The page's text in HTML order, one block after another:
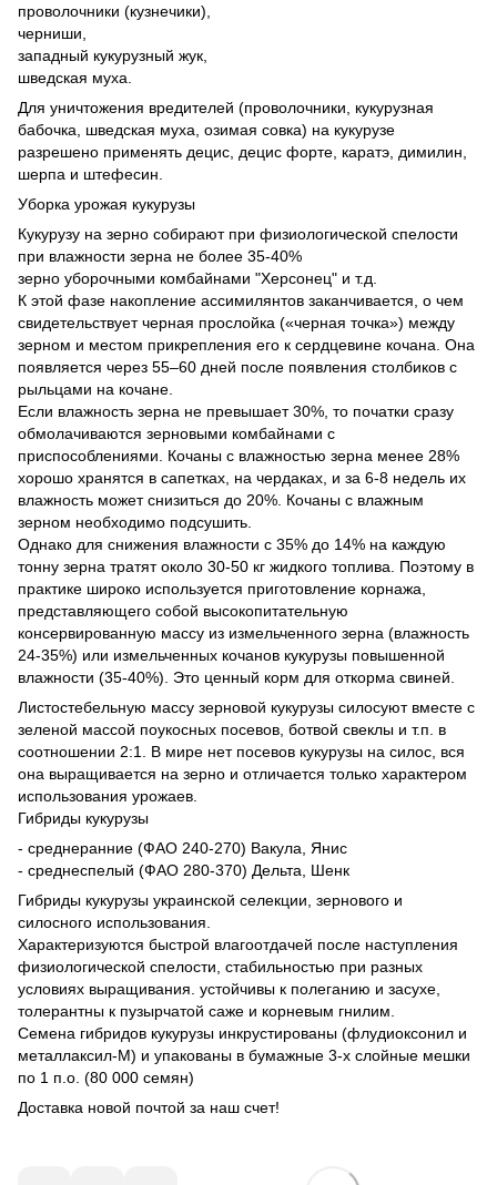
проволочники (кузнечики),
черниши,
западный кукурузный жук,
шведская муха.
Для уничтожения вредителей (проволочники, кукурузная
бабочка, шведская муха, озимая совка) на кукурузе
разрешено применять децис, децис форте, каратэ, димилин,
шерпа и штефесин.
Уборка урожая кукурузы
Кукурузу на зерно собирают при физиологической спелости
при влажности зерна не более 35-40%
зерно уборочными комбайнами "Херсонец" и т.д.
К этой фазе накопление ассимилянтов заканчивается, о чем
свидетельствует черная прослойка («черная точка») между
зерном и местом прикрепления его к сердцевине кочана. Она
появляется через 55–60 дней после появления столбиков с
рыльцами на кочане.
Если влажность зерна не превышает 30%, то початки сразу
обмолачиваются зерновыми комбайнами с
приспособлениями. Кочаны с влажностью зерна менее 28%
хорошо хранятся в сапетках, на чердаках, и за 6-8 недель их
влажность может снизиться до 20%. Кочаны с влажным
зерном необходимо подсушить.
Однако для снижения влажности с 35% до 14% на каждую
тонну зерна тратят около 30-50 кг жидкого топлива. Поэтому в
практике широко используется приготовление корнажа,
представляющего собой высокопитательную
консервированную массу из измельченного зерна (влажность
24-35%) или измельченных кочанов кукурузы повышенной
влажности (35-40%). Это ценный корм для откорма свиней.
Листостебельную массу зерновой кукурузы силосуют вместе с
зеленой массой поукосных посевов, ботвой свеклы и т.п. в
соотношении 2:1. В мире нет посевов кукурузы на силос, вся
она выращивается на зерно и отличается только характером
использования урожаев.
Гибриды кукурузы
- среднеранние (ФАО 240-270) Вакула, Янис
- среднеспелый (ФАО 280-370) Дельта, Шенк
Гибриды кукурузы украинской селекции, зернового и
силосного использования.
Характеризуются быстрой влагоотдачей после наступления
физиологической спелости, стабильностью при разных
условиях выращивания. устойчивы к полеганию и засухе,
толерантны к пузырчатой саже и корневым гнилим.
Семена гибридов кукурузы инкрустированы (флудиоксонил и
металлаксил-М) и упакованы в бумажные 3-х слойные мешки
по 1 п.о. (80 000 семян)
Доставка новой почтой за наш счет!